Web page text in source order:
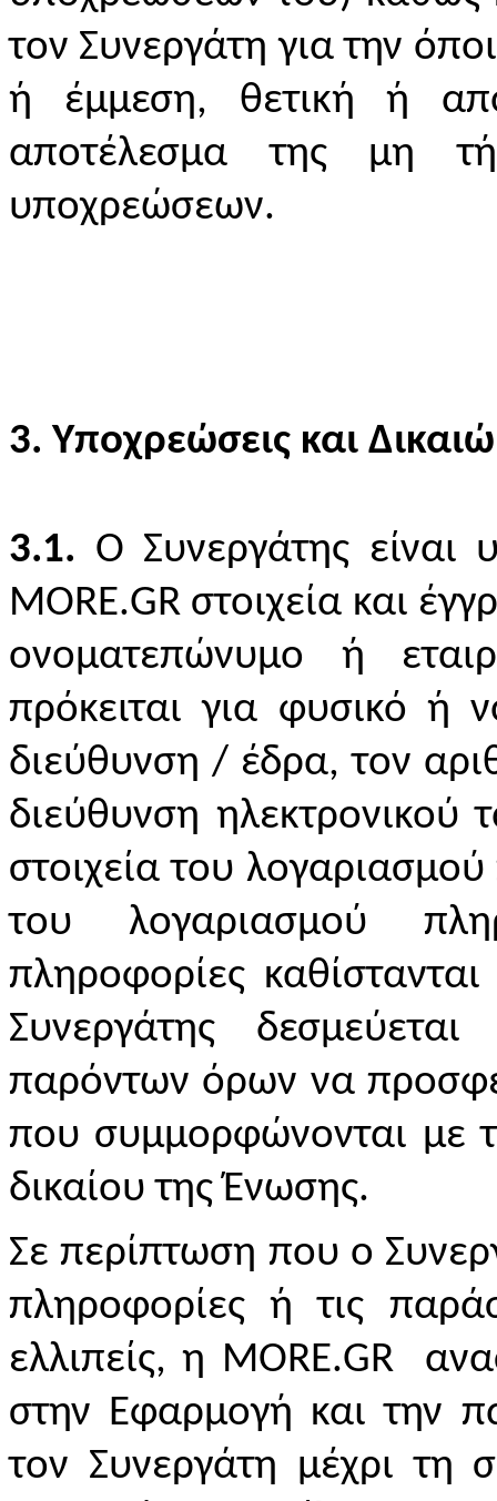
τον Συνεργάτη για την
ή έμμεση, θετική ή
αποτέλεσμα της μη
υποχρεώσεων.
3. Υποχρεώσεις και
3.1. Ο Συνεργάτης είναι
MORE.GR στοιχεία και
ονοματεπώνυμο ή
πρόκειται για φυσικό ή
διεύθυνση / έδρα, τον
διεύθυνση
στοιχεία του
του λογαριασμού
πληροφορίες
Συνεργάτης
παρόντων όρων να
που συμμορφώνονται με
δικαίου της Ένωσης.
Σε περίπτωση που ο
πληροφορίες ή τις
ελλιπείς, η MORE.GR
στην Εφαρμογή και την
τον Συνεργάτη μέχρι τη